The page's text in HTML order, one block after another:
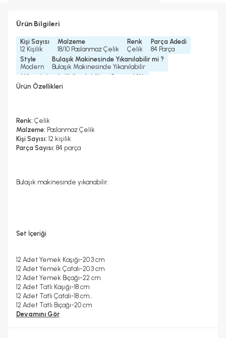
Ürün Bilgileri
Kişi Sayısı
12 Kişilik
Malzeme
18/10 Paslanmaz Çelik
Renk
Çelik
Parça Adedi
84 Parça
Style
Modern
Bulaşık Makinesinde Yıkanılabilir mi ?
Bulaşık Makinesinde Yıkanılabilir
Mikrodalgada Kullanılabilir
Hayır
Garanti Yılı
Ürün Özellikleri
Renk: Çelik
Malzeme: Paslanmaz Çelik
Kişi Sayısı: 12 kişilik
Parça Sayısı: 84 parça
Bulaşık makinesinde yıkanabilir.
Set İçeriği
12 Adet Yemek Kaşığı-20.3 cm
12 Adet Yemek Çatalı-20.3 cm
12 Adet Yemek Bıçağı-22 cm
12 Adet Tatlı Kaşığı-18 cm
12 Adet Tatlı Çatalı-18 cm
12 Adet Tatlı Bıçağı-20 cm
12 Adet Çay Kaşığı-11.1 cm
Devamını Gör